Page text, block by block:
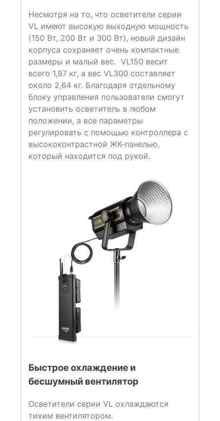
Несмотря на то, что осветители серии
VL имеют высокую выходную мощность
(150 Вт, 200 Вт и 300 Вт), новый дизайн
корпуса сохраняет очень компактные
размеры и малый вес. VL150 весит
всего 1,97 кг, а вес VL300 составляет
около 2,64 кг. Благодаря отдельному
блоку управления пользователи смогут
установить осветитель в любом
положении, а все параметры
регулировать с помощью контроллера с
высококонтрастной ЖК-панелью,
который находится под рукой.
Быстрое охлаждение и
бесшумный вентилятор
Осветители серии VL охлаждаются
тихим вентилятором.